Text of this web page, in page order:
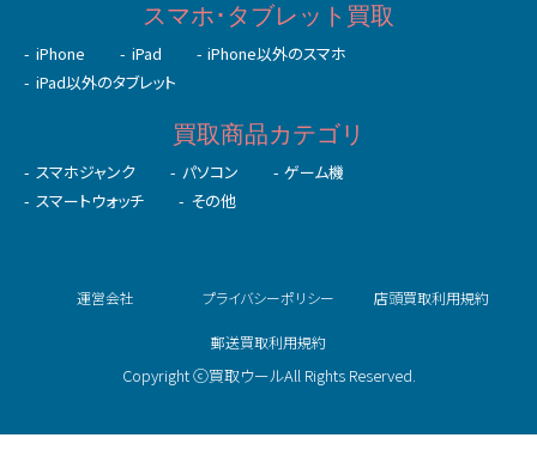
スマホ･タブレット買取
iPhone iPad
iPhone以外のスマホ
iPad以外のタブレット
買取商品カテゴリ
スマホジャンク パソコン
ゲーム機
スマートウォッチ
その他
Copyright ⓒ買取ウールAll Rights Reserved.
運営会社 プライバシーポリシー 店頭買取利用規約
郵送買取利用規約